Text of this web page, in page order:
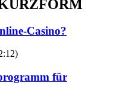
Casino?
für